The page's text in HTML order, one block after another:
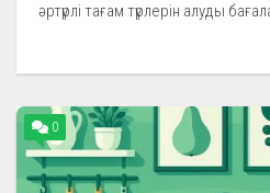
әртүрлі тағам түрлерін алуды
0